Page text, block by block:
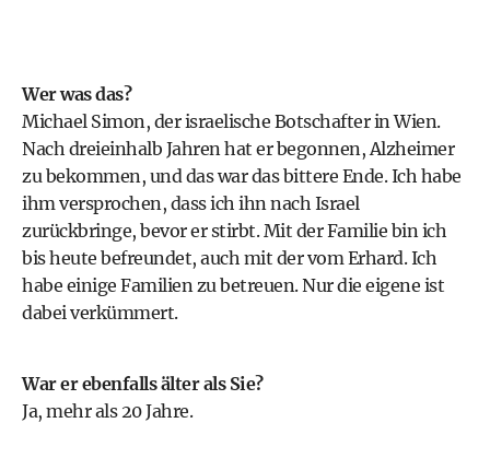
Wer was das?
Michael Simon, der israelische Botschafter in Wien.
Nach dreieinhalb Jahren hat er begonnen, Alzheimer
zu bekommen, und das war das bittere Ende. Ich habe
ihm versprochen, dass ich ihn nach Israel
zurückbringe, bevor er stirbt. Mit der Familie bin ich
bis heute befreundet, auch mit der vom Erhard. Ich
habe einige Familien zu betreuen. Nur die eigene ist
dabei verkümmert.
War er ebenfalls älter als Sie?
Ja, mehr als 20 Jahre.